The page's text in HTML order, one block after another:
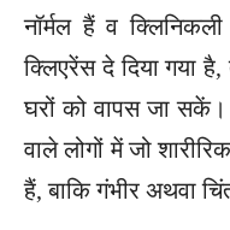
नॉर्मल हैं व
क्लिएरेंस दे दिया गया
घरों को वापस जा सकें।
वाले लोगों में जो
हैं, बाकि गंभीर अथवा